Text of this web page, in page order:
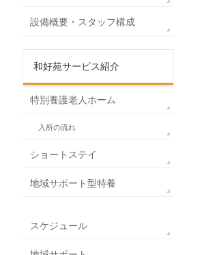
設備概要・スタッフ構成
和好苑サービス紹介
特別養護老人ホーム
入所の流れ
ショートステイ
地域サポート型特養
スケジュール